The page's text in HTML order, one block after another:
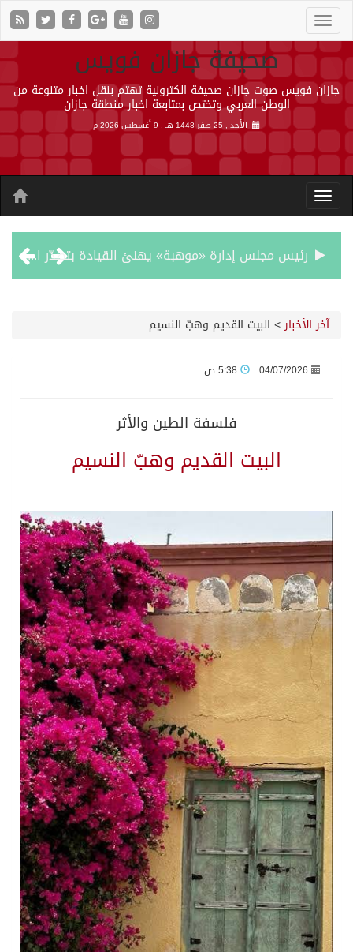
صحيفة جازان فويس
جازان فويس صوت جازان صحيفة الكترونية تهتم بنقل اخبار متنوعة من
الوطن العربي وتختص بمتابعة اخبار منطقة جازان
الأحد , 25 صفر 1448 هـ , 9 أغسطس 2026 م
رئيس مجلس إدارة «موهبة» يهنئ القيادة بتصدّر المملكة نتائج أولمبياد العلوم النووية الدولي ونجاح استضافته
اتفاقية مكة… تعزيز الردع لحماية الاستقرار وترحيب اقليمي ودولي بها
الجيش اليمني ينفذ عملية عسكرية ضد الحوثيين رداً على هجماتهم
السديس: اتفاقية مكة تجسد مكانة المملكة الدينية وريادتها الحضارية والعالمية
وزير الدفاع: اتفاقية مكة تسهم في دعم أمن واستقرار المنطقة والعالم
آخر الأخبار> البيت القديم وهبّ النسيم
04/07/2026
فلسفة الطين والأثر
البيت القديم وهبّ النسيم